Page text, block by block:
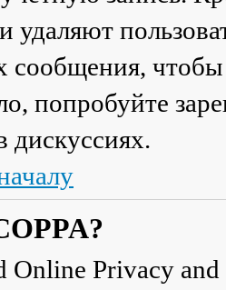
удаляют
сообщения,
попробуйте
дискуссиях.
Online Privacy